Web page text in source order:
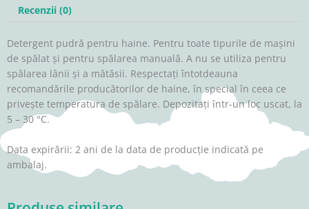
Recenzii (0)
Detergent pudră pentru haine. Pentru toate tipurile de mașini
de spălat și pentru spălarea manuală. A nu se utiliza pentru
spălarea lânii și a mătăsii. Respectați întotdeauna
recomandările producătorilor de haine, în special în ceea ce
privește temperatura de spălare. Depozitați într-un loc uscat, la
5 – 30 °C.
Data expirării: 2 ani de la data de producție indicată pe
ambalaj.